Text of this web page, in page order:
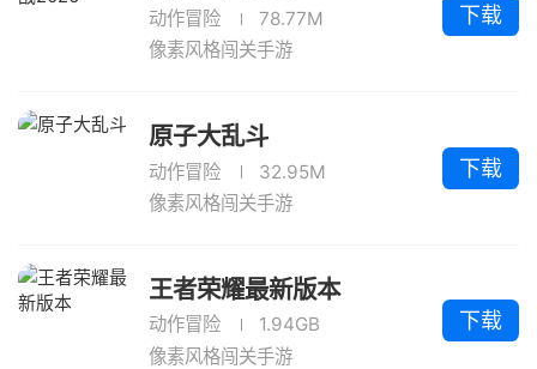
动作冒险
78.77M
像素风格闯关手游
下载
原子大乱斗
动作冒险
32.95M
像素风格闯关手游
下载
王者荣耀最新版本
动作冒险
1.94GB
像素风格闯关手游
下载